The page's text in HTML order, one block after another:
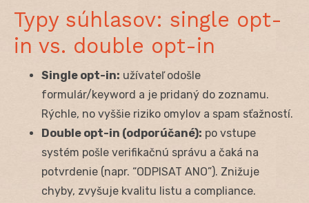
Typy súhlasov: single opt-
in vs. double opt-in
Single opt-in: užívateľ odošle
formulár/keyword a je pridaný do zoznamu.
Rýchle, no vyššie riziko omylov a spam sťažností.
Double opt-in (odporúčané): po vstupe
systém pošle verifikačnú správu a čaká na
potvrdenie (napr. “ODPISAT ANO”). Znižuje
chyby, zvyšuje kvalitu listu a compliance.